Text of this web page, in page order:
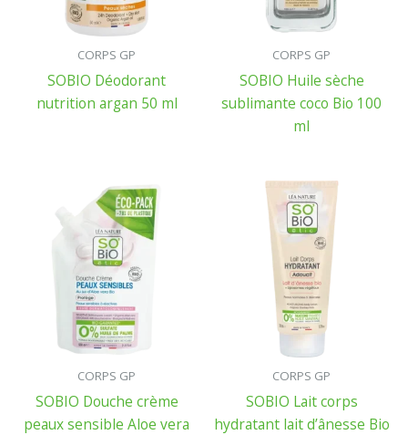
CORPS GP
SOBIO Déodorant
nutrition argan 50 ml
CORPS GP
SOBIO Huile sèche
sublimante coco Bio 100
ml
CORPS GP
SOBIO Douche crème
peaux sensible Aloe vera
CORPS GP
SOBIO Lait corps
hydratant lait d’ânesse Bio